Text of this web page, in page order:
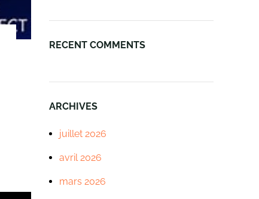
RECENT COMMENTS
ARCHIVES
juillet 2026
avril 2026
mars 2026